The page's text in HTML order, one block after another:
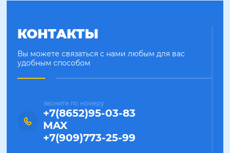
звоните по номеру
+7(8652)95-03-83
MAX
+7(909)773-25-99
КОНТАКТЫ
Вы можете связаться с нами любым для вас
удобным способом